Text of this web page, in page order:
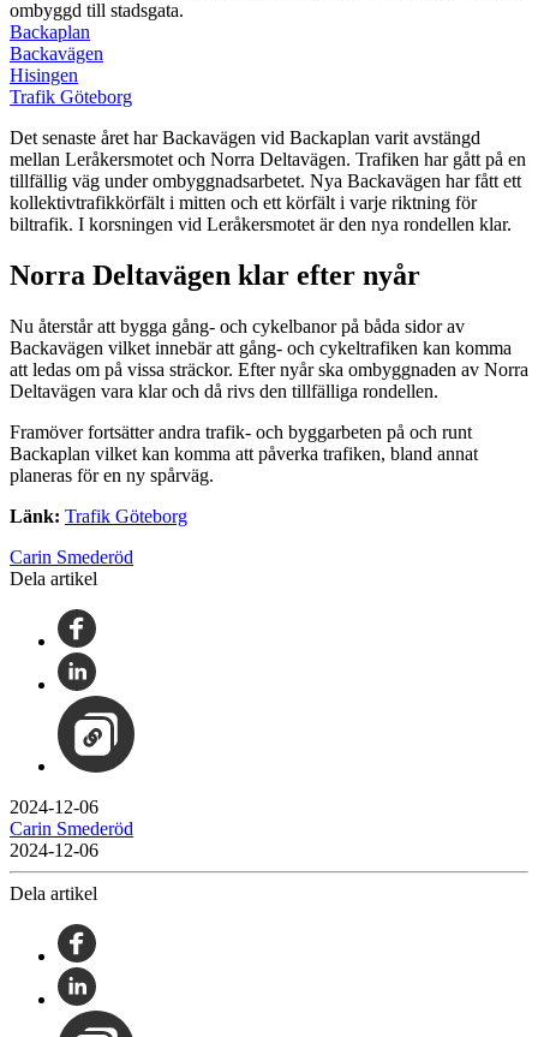
ombyggd till stadsgata.
Backaplan
Backavägen
Hisingen
Trafik Göteborg
Det senaste året har Backavägen vid Backaplan varit avstängd
mellan Leråkersmotet och Norra Deltavägen. Trafiken har gått på en
tillfällig väg under ombyggnadsarbetet. Nya Backavägen har fått ett
kollektivtrafikkörfält i mitten och ett körfält i varje riktning för
biltrafik. I korsningen vid Leråkersmotet är den nya rondellen klar.
Norra Deltavägen klar efter nyår
Nu återstår att bygga gång- och cykelbanor på båda sidor av
Backavägen vilket innebär att gång- och cykeltrafiken kan komma
att ledas om på vissa sträckor. Efter nyår ska ombyggnaden av Norra
Deltavägen vara klar och då rivs den tillfälliga rondellen.
Framöver fortsätter andra trafik- och byggarbeten på och runt
Backaplan vilket kan komma att påverka trafiken, bland annat
planeras för en ny spårväg.
Länk: Trafik Göteborg
Carin Smederöd
Dela artikel
2024-12-06
Carin Smederöd
2024-12-06
Dela artikel